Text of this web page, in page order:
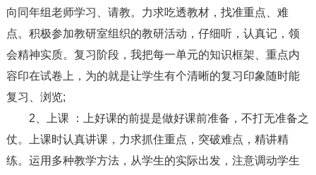
向同年组老师学习、请教。力求吃透教材，找准重点、难
点。积极参加教研室组织的教研活动，仔细听，认真记，领
会精神实质。复习阶段，我把每一单元的知识框架、重点内
容印在试卷上，为的就是让学生有个清晰的复习印象随时能
复习、浏览;
2、上课 ：上好课的前提是做好课前准备，不打无准备之
仗。上课时认真讲课，力求抓住重点，突破难点，精讲精
练。运用多种教学方法，从学生的实际出发，注意调动学生